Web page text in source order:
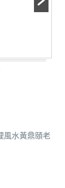
風水黃鼎頤老